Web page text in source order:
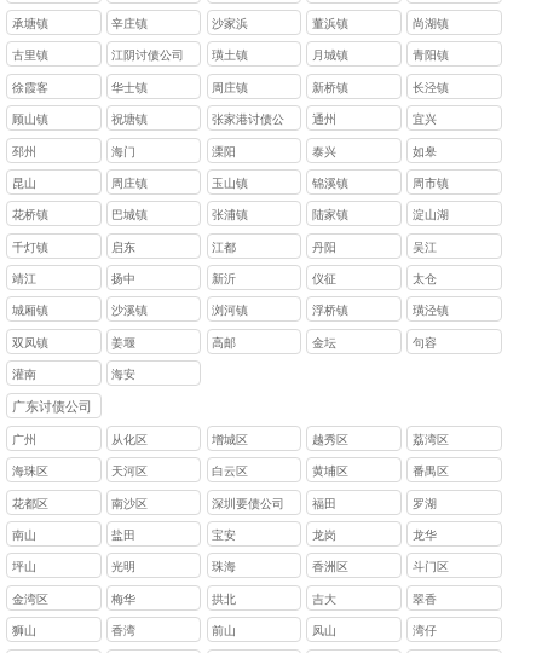
承塘镇 辛庄镇 沙家浜 董浜镇 尚湖镇
古里镇 江阴讨债公司 璜土镇 月城镇 青阳镇
徐霞客 华士镇 周庄镇 新桥镇 长泾镇
顾山镇 祝塘镇
张家港讨债公
司
通州 宜兴
邳州 海门 溧阳 泰兴 如皋
昆山 周庄镇 玉山镇 锦溪镇 周市镇
花桥镇 巴城镇 张浦镇 陆家镇 淀山湖
千灯镇 启东 江都 丹阳 吴江
靖江 扬中 新沂 仪征 太仓
城厢镇 沙溪镇 浏河镇 浮桥镇 璜泾镇
双凤镇 姜堰 高邮 金坛 句容
灌南 海安
广东讨债公司
广州 从化区 增城区 越秀区 荔湾区
海珠区 天河区 白云区 黄埔区 番禺区
花都区 南沙区 深圳要债公司 福田 罗湖
南山 盐田 宝安 龙岗 龙华
坪山 光明 珠海 香洲区 斗门区
金湾区 梅华 拱北 吉大 翠香
狮山 香湾 前山 凤山 湾仔